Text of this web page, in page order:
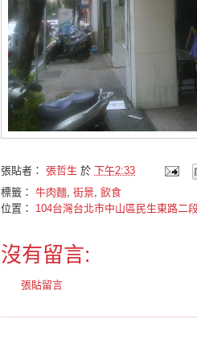
張貼者： 張哲生 於 下午2:33
標籤： 牛肉麵, 街景, 飲食
位置： 104台灣台北市中山區民生東路二
沒有留言:
張貼留言